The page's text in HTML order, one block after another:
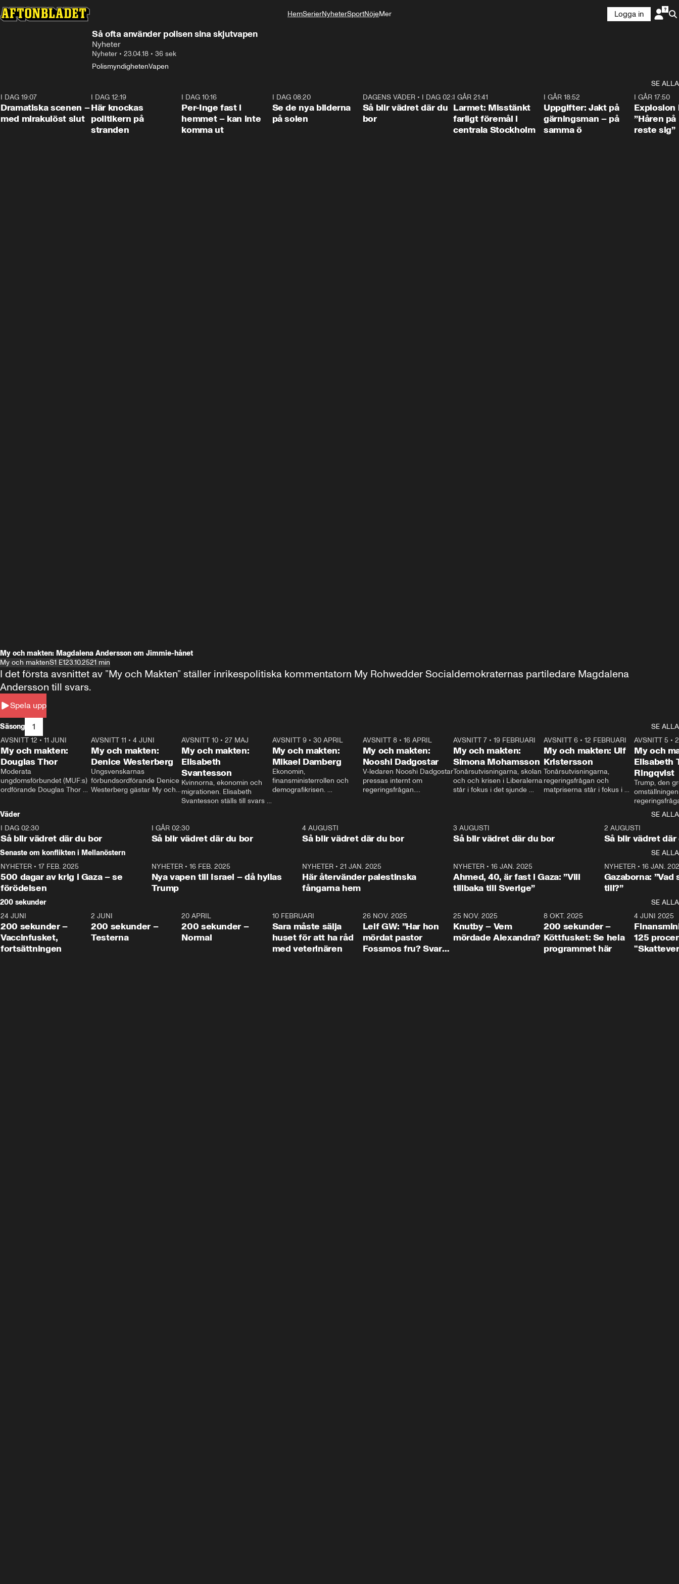
HemSerierNyheterSportNöjeMer
Logga in
Så ofta använder polisen sina skjutvapen
Nyheter
Nyheter • 23.04.18 • 36 sek
PolismyndighetenVapen
SE ALLA
I DAG 19:07
Dramatiska scenen –
med mirakulöst slut
I DAG 12:19
Här knockas
politikern på
stranden
I DAG 10:16
Per-Inge fast i
hemmet – kan inte
komma ut
I DAG 08:20
Se de nya bilderna
på solen
1:06
DAGENS VÄDER• I DAG 02:30
Så blir vädret där du
bor
I GÅR 21:41
Larmet: Misstänkt
farligt föremål i
centrala Stockholm
I GÅR 18:52
Uppgifter: Jakt på
gärningsman – på
samma ö
I GÅR 17:50
Explosion
”Håren
reste sig”
My och makten: Magdalena Andersson om Jimmie-hånet
My och maktenS1 E123.10.2521 min
Spela upp
I det första avsnittet av ”My och Makten” ställer inrikespolitiska kommentatorn My Rohwedder Socialdemokraternas partiledare Magdalena
Andersson till svars.
Säsong 1
SE ALLA
26:27
AVSNITT 12 • 11 JUNI
My och makten:
Douglas Thor
Moderata
ungdomsförbundet (MUF:s)
ordförande Douglas Thor
tonårsutvisningarna och hur
Moderaterna ska locka
väljare till valet i höst.
23:40
AVSNITT 11 •4 JUNI
My och makten:
Denice Westerberg
Ungsvenskarnas
förbundsordförande Denice
Westerberg gästar My och
AVSNITT 10 •27 MAJ
My och makten:
Elisabeth
Svantesson
Kvinnorna, ekonomin och
migrationen. Elisabeth
Svantesson ställs till svars
AVSNITT 9• 30 APRIL
My och makten:
Mikael Damberg
Ekonomin,
finansministerrollen och
demografikrisen.
och Makten.
AVSNITT 8• 16 APRIL
My och makten:
Nooshi Dadgostar
V-ledaren Nooshi Dadgostar
pressas internt om
regeringsfrågan.
– Vi ställer upp i val. Ska vi
vara med så sitter vi förstås
24:30
AVSNITT 7• 19 FEBRUARI
My och makten:
Simona Mohamsson
Tonårsutvisningarna, skolan
och och krisen i Liberalerna
står i fokus i det sjunde
kommentator My
Rohwedder ställer
utbildnings- och
Mohamsson till svars.
27:30
AVSNITT 6 •12 FEBRUARI
My och makten: Ulf
Kristersson
Tonårsutvisningarna,
regeringsfrågan och
matpriserna står i fokus i
Rohwedder ställer
statsminister Ulf Kristersson
AVSNITT 5 •
My och
Elisabeth
Ringqvist
Trump, den
centrum i
avsnittet av
Makten”. Se
Aftonbladets
Rohwedder
Thand Ring
Väder
SE ALLA
I DAG 02:30
Så blir vädret där du bor
1:06
I GÅR 02:30
Så blir vädret där du bor
4 AUGUSTI
Så blir vädret där du bor
3 AUGUSTI
Så blir vädret där du bor
2 AUGUSTI
Så blir vädret där
Senaste om konflikten i Mellanöstern
SE ALLA
NYHETER • 17 FEB. 2025
500 dagar av krig i Gaza – se
förödelsen
NYHETER• 16 FEB. 2025
Nya vapen till Israel – då hyllas
Trump
NYHETER •21 JAN. 2025
Här återvänder palestinska
fångarna hem
NYHETER• 16 JAN. 2025
Ahmed, 40, är fast i Gaza: ”Vill
tillbaka till Sverige”
NYHETER• 16 JAN.
Gazaborna:
till?”
200 sekunder
SE ALLA
5:00
24 JUNI
200 sekunder –
Vaccinfusket,
fortsättningen
4:23
2 JUNI
200 sekunder –
Testerna
20 APRIL
200 sekunder –
Normal
10 FEBRUARI
Sara måste sälja
huset för att ha råd
med veterinären
26 NOV. 2025
Leif GW: ”Har hon
mördat pastor
Fossmos fru? Svar
31:05
25 NOV. 2025
Knutby – Vem
mördade Alexandra?
4:29
8 OKT. 2025
200 sekunder –
Köttfusket: Se hela
programmet här
4 JUNI 2025
125